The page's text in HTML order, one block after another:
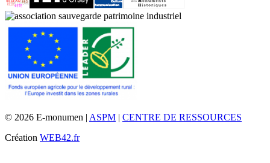
© 2026 E-monumen | ASPM | CENTRE DE RESSOURCES
Création WEB42.fr